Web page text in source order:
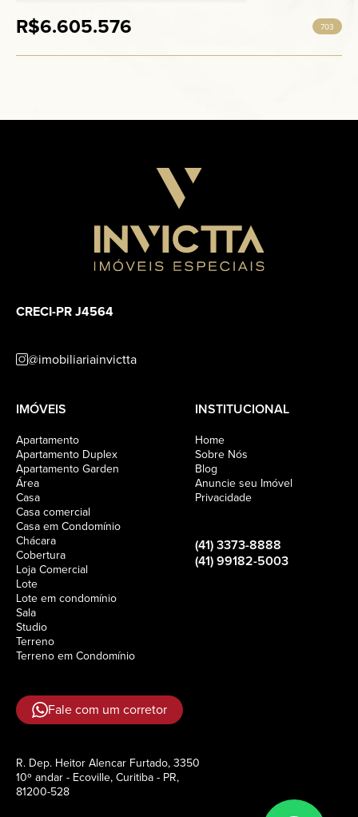
R$6.605.576 703
CRECI-PR J4564
@imobiliariainvictta
IMÓVEIS
Apartamento
Apartamento Duplex
Apartamento Garden
Área
Casa
Casa comercial
Casa em Condomínio
Chácara
Cobertura
Loja Comercial
Lote
Lote em condomínio
Sala
Studio
Terreno
Terreno em Condomínio
INSTITUCIONAL
Home
Sobre Nós
Blog
Anuncie seu Imóvel
Privacidade
(41) 3373-8888
(41) 99182-5003
Fale com um corretor
R. Dep. Heitor Alencar Furtado, 3350
10º andar - Ecoville, Curitiba - PR,
81200-528